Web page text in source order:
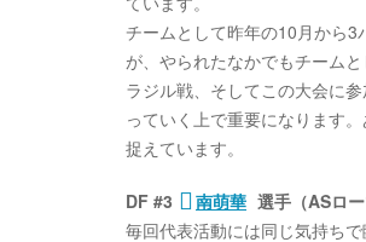
チームとして昨年の10月から
が、やられたなかでもチーム
ラジル戦、そしてこの大会に
っていく上で重要になります
捉えています。
DF #3 南萌華 選手（ASロ
毎回代表活動には同じ気持ち